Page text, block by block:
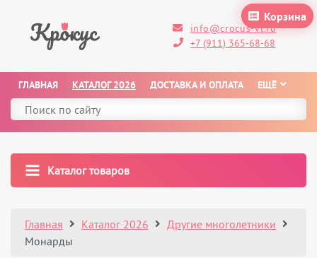
Корзина
info@crocus-vl.ru
+7 (911) 365-68-68
ГЛАВНАЯ КАТАЛОГ 2026 ДОСТАВКА И ОПЛАТА ЕЩЁ
Каталог товаров
Главная Каталог 2026
Другие многолетники
Монарды